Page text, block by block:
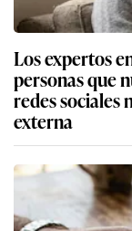
Los expertos
personas que
redes sociales
externa